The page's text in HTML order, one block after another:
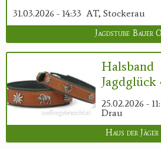
31.03.2026 - 14:33 AT, Stockerau
Jagdstube Bauer
Halsband
Jagdglück
25.02.2026 -
Drau
Haus der Jäger